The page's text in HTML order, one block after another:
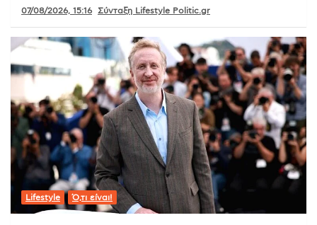
07/08/2026, 15:16 Σύνταξη Lifestyle Politic.gr
Lifestyle Ό,τι είναι!